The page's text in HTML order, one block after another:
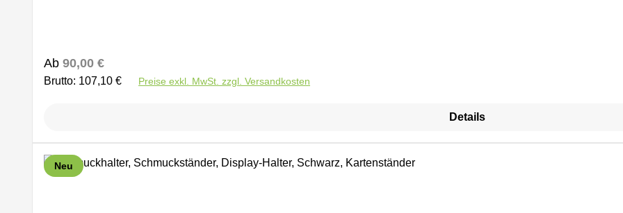
Regulärer Preis:
Ab 90,00 €
Brutto: 107,10 € Preise exkl. MwSt. zzgl. Versandkosten
Details
Neu